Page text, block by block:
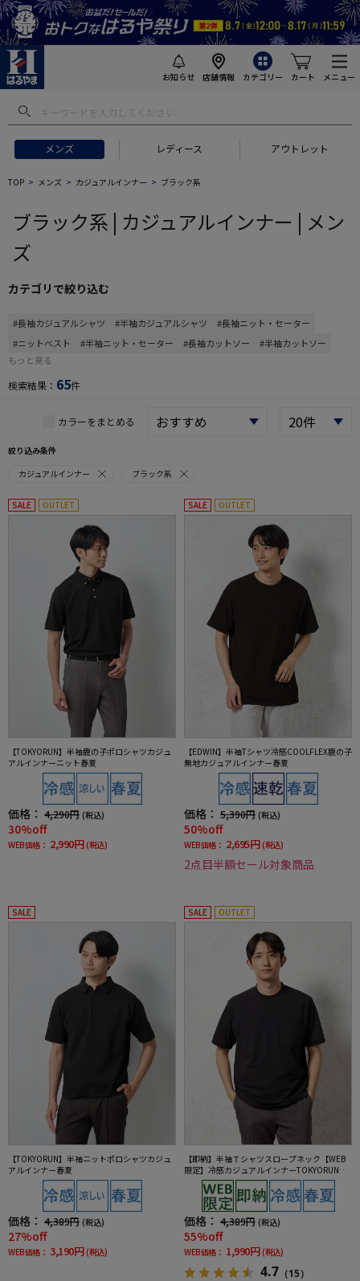
お知らせ 店舗情報 カテゴリー カート メニュー
メンズ レディース アウトレット
フトにおすすめ #セットアップ スーツ
TOP メンズ カジュアルインナー ブラック系
ブラック系 | カジュアルインナー | メン
ズ
カテゴリで絞り込む
#長袖カジュアルシャツ #半袖カジュアルシャツ
#長袖ニット・セーター
#ニットベスト
#半袖ニット・セーター #長袖カットソー
#半袖カットソー
もっと見る
検索結果： 65件
カラーをまとめる
絞り込み条件
カジュアルインナー
ブラック系
SALE OUTLET
【TOKYORUN】半袖鹿の子ポロシャツカジュ
アルインナーニット春夏
価格： 4,290円 (税込)
30%off
WEB価格： 2,990円 (税込)
SALE OUTLET
【EDWIN】半袖Tシャツ冷感COOLFLEX鹿の子
無地カジュアルインナー春夏
価格： 5,390円 (税込)
50%off
WEB価格： 2,695円 (税込)
2点目半額セール対象商品
SALE
【TOKYORUN】半袖ニットポロシャツカジュ
アルインナー春夏
価格： 4,389円 (税込)
27%off
WEB価格： 3,190円 (税込)
SALE OUTLET
【即納】半袖Ｔシャツスロープネック【WEB
限定】冷感カジュアルインナーTOKYORUN春
価格： 4,389円 (税込)
55%off
WEB価格： 1,990円 (税込)
4.7 （15）